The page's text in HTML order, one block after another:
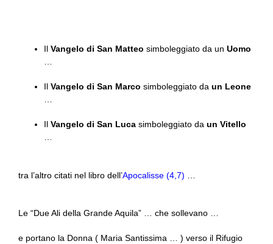
Il Vangelo di San Matteo simboleggiato da un Uomo
Il Vangelo di San Marco simboleggiato da un Leone
Il Vangelo di San Luca simboleggiato da un Vitello
tra l’altro citati nel libro dell’Apocalisse (4,7)
Le “Due Ali della Grande Aquila” … che sollevano …
e portano la Donna ( Maria Santissima … ) verso il Rifugio